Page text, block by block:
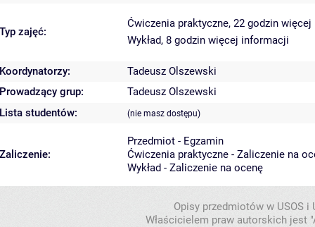
Typ zajęć:
Ćwiczenia praktyczne, 22 godzin więcej
Wykład, 8 godzin więcej informacji
Koordynatorzy:
Tadeusz Olszewski
Prowadzący grup:
Tadeusz Olszewski
Lista studentów:
(nie masz dostępu)
Zaliczenie:
Przedmiot - Egzamin
Ćwiczenia praktyczne - Zaliczenie na
Wykład - Zaliczenie na ocenę
Opisy przedmiotów w USOS
Właścicielem praw autorskich jest